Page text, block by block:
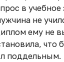
в учебное
не
ему не
что
поддельным.